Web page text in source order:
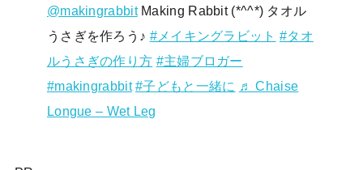
@makingrabbitMaking Rabbit (*^^*) タオル
うさぎを作ろう♪ #メイキングラビット #タオ
ルうさぎの作り方 #主婦ブロガー
#makingrabbit #子どもと一緒に ♬ Chaise
Longue – Wet Leg